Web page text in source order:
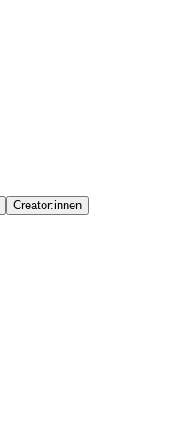
Creator:innen